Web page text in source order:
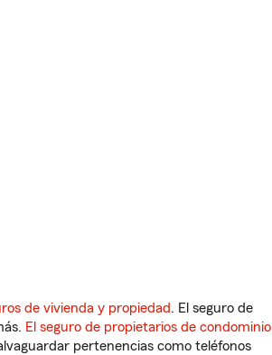
de vivienda y propiedad. El seguro de
El seguro de propietarios de condominio
pertenencias como teléfonos